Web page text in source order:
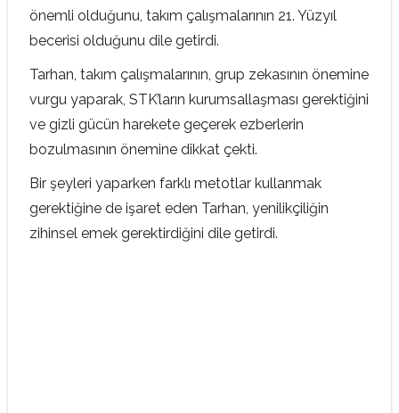
önemli olduğunu, takım çalışmalarının 21. Yüzyıl
becerisi olduğunu dile getirdi.
Tarhan, takım çalışmalarının, grup zekasının önemine
vurgu yaparak, STK’ların kurumsallaşması gerektiğini
ve gizli gücün harekete geçerek ezberlerin
bozulmasının önemine dikkat çekti.
Bir şeyleri yaparken farklı metotlar kullanmak
gerektiğine de işaret eden Tarhan, yenilikçiliğin
zihinsel emek gerektirdiğini dile getirdi.